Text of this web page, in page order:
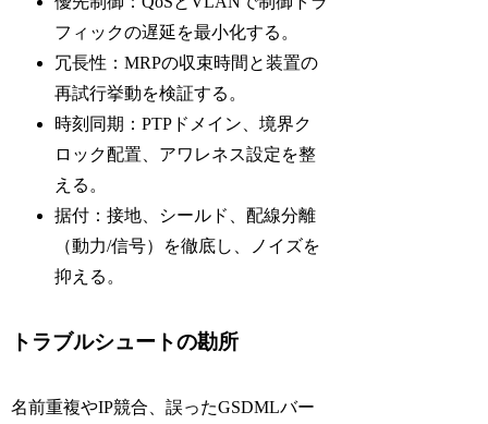
フィックの遅延を最小化する。
冗長性：MRPの収束時間と装置の
再試行挙動を検証する。
時刻同期：PTP ドメイン、境界ク
ロック配置、アワレネス設定を整
える。
据付：接地、シールド、配線分離
（動力/信号）を徹底し、ノイズを
抑える。
トラブルシュートの勘所
名前重複やIP競合、誤ったGSDMLバー